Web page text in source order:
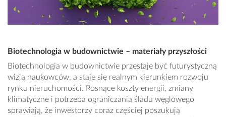
Biotechnologia w budownictwie – materiały przyszłości
Biotechnologia w budownictwie przestaje być futurystyczną
wizją naukowców, a staje się realnym kierunkiem rozwoju
rynku nieruchomości. Rosnące koszty energii, zmiany
klimatyczne i potrzeba ograniczania śladu węglowego
sprawiają, że inwestorzy coraz częściej poszukują